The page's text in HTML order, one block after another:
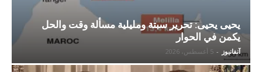
يحيى يحيى: تحرير سبتة ومليلية مسألة وقت والحل
يكمن في الحوار
آنفانيوز - 5 أغسطس، 2026